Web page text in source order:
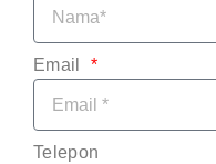
Email
Telepon